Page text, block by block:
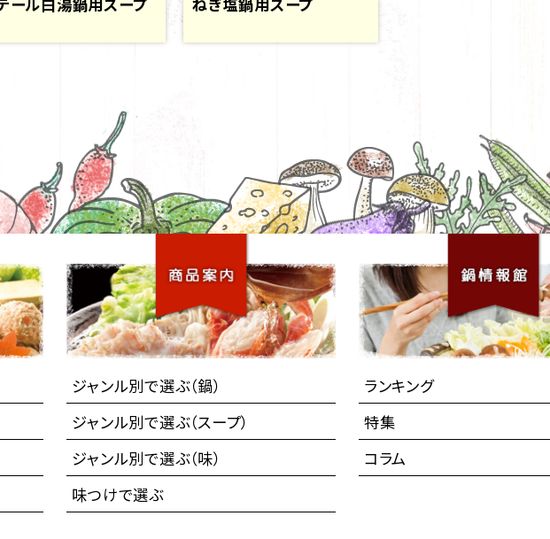
ジャンル別で選ぶ（鍋）
ジャンル別で選ぶ（スープ）
ジャンル別で選ぶ（味）
味つけで選ぶ
ランキング
特集
コラム